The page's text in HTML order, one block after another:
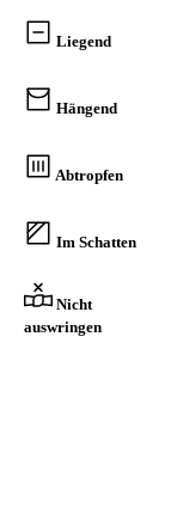
Liegend
Hängend
Abtropfen
Im Schatten
Nicht
auswringen